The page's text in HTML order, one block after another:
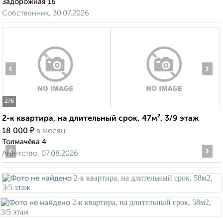
Задорожная 16
Собственник, 30.07.2026
2/6
‹ ›
2-к квартира, на длительный срок, 47м², 3/9 этаж
18 000 ₽ в месяц
Толмачёва 4
Агентство, 07.08.2026
‹ ›